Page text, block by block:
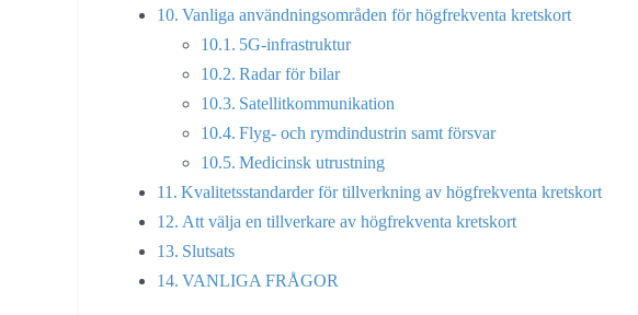
Vanliga användningsområden för högfrekventa kretskort
5G-infrastruktur
Radar för bilar
Satellitkommunikation
Flyg- och rymdindustrin samt försvar
Medicinsk utrustning
Kvalitetsstandarder för tillverkning av högfrekventa kretskort
Att välja en tillverkare av högfrekventa kretskort
Slutsats
VANLIGA FRÅGOR